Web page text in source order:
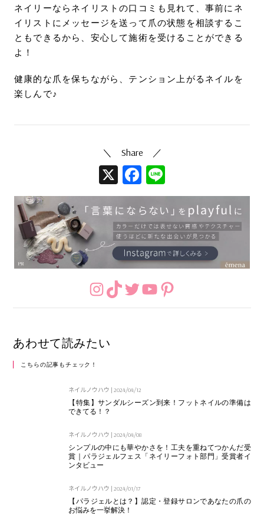
ネイリーならネイリストの口コミも見れて、事前にネ
イリストにメッセージを送って爪の状態を相談するこ
ともできるから、安心して施術を受けることができる
よ！
健康的な爪を保ちながら、テンション上がるネイルを
楽しんで♪
X Facebook
Instagram
TikTokTwitter
YouTube
Pinterest
あわせて読みたい
こちらの記事もチェック！
ネイルノウハウ |2024/04/12
【特集】サンダルシーズン到来！フットネイルの準備は
できてる！？
ネイルノウハウ |2024/04/08
シンプルの中にも華やかさを！工夫を重ねてつかんだ受
賞｜パラジェルフェス「ネイリーフォト部門」受賞者イ
ンタビュー
ネイルノウハウ |2024/01/17
【パラジェルとは？】認定・登録サロンであなたの爪の
お悩みを一挙解決！